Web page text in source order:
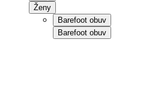
Ženy
Barefoot obuv
Barefoot obuv